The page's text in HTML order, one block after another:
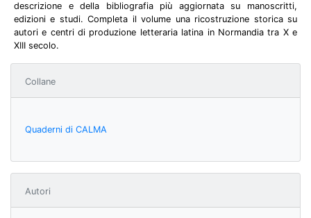
descrizione e della bibliografia più aggiornata su manoscritti,
edizioni e studi. Completa il volume una ricostruzione storica su
autori e centri di produzione letteraria latina in Normandia tra X e
XIII secolo.
Collane
Quaderni di CALMA
Autori